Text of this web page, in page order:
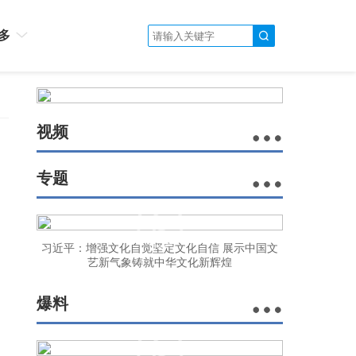
视频
专题
习近平：增强文化自觉坚定文化自信 展示中国文
艺新气象铸就中华文化新辉煌
爆料